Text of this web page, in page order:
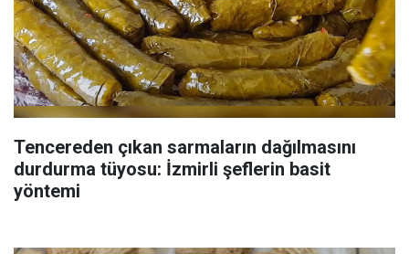
Tencereden çıkan sarmaların dağılmasını
durdurma tüyosu: İzmirli şeflerin basit
yöntemi